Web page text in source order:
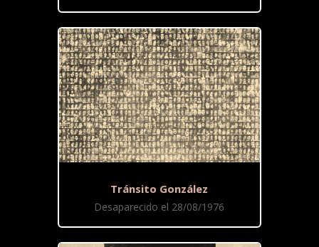
Tránsito González
Desaparecido el 28/08/1976